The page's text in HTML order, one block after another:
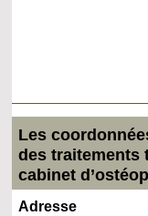
Les
des traitements
cabinet
Adresse